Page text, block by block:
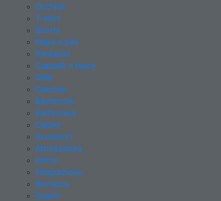
Occhiali
T-shirt
Shorts
Felpe e pile
Pantaloni
Cappelli e fasce
Gilet
Giacche
Bastoncini
Elettronica
Calzini
Accessori
Attrezzatura
Intimo
Integrazione
Borracce
Guanti